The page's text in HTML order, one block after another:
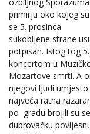
primirju oko kojeg su
se 5. prosinca
sukobljene strane
potpisan. Istog tog
koncertom u
Mozartove smrti. A
njegovi ljudi
najveća ratna
po gradu brojili su
dubrovačku